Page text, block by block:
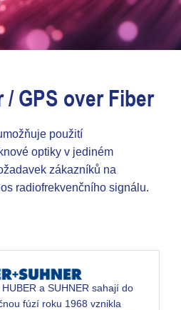
/ GPS over Fiber
použití
optiky v jediném
zákazníků na
radiofrekvenčního signálu.
a SUHNER sahají do
fúzí roku 1968 vznikla